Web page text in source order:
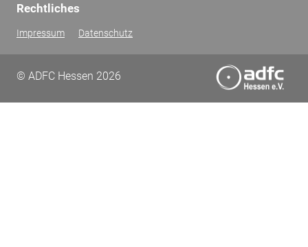
Rechtliches
Impressum Datenschutz
© ADFC Hessen 2026